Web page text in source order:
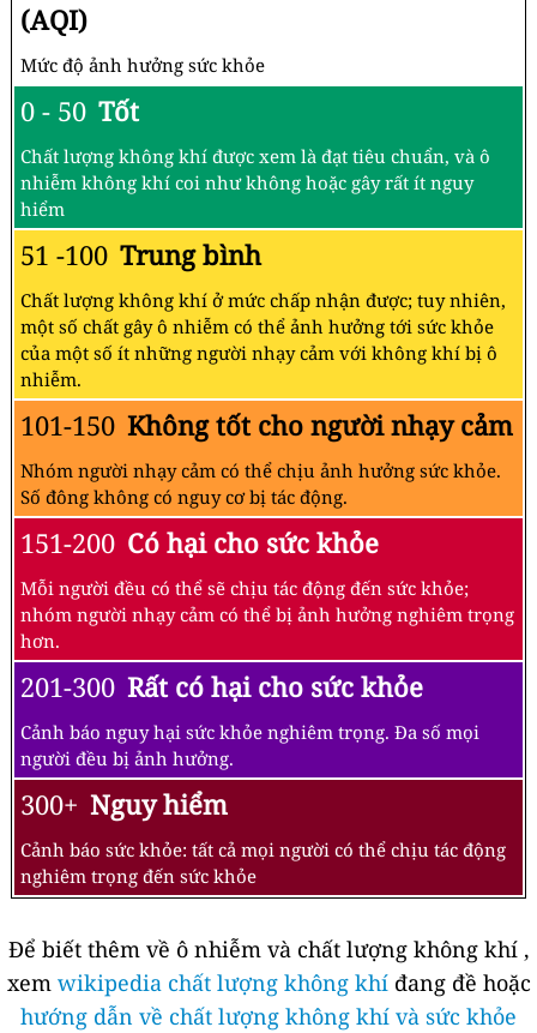
(AQI)
Mức độ ảnh hưởng sức khỏe
0 - 50 Tốt
Chất lượng không khí được xem là đạt tiêu chuẩn, và ô
nhiễm không khí coi như không hoặc gây rất ít nguy
hiểm
51 -100 Trung bình
Chất lượng không khí ở mức chấp nhận được; tuy nhiên,
một số chất gây ô nhiễm có thể ảnh hưởng tới sức khỏe
của một số ít những người nhạy cảm với không khí bị ô
nhiễm.
101-150 Không tốt cho người nhạy cảm
Nhóm người nhạy cảm có thể chịu ảnh hưởng sức khỏe.
Số đông không có nguy cơ bị tác động.
151-200 Có hại cho sức khỏe
Mỗi người đều có thể sẽ chịu tác động đến sức khỏe;
nhóm người nhạy cảm có thể bị ảnh hưởng nghiêm trọng
hơn.
201-300 Rất có hại cho sức khỏe
Cảnh báo nguy hại sức khỏe nghiêm trọng. Đa số mọi
người đều bị ảnh hưởng.
300+ Nguy hiểm
Cảnh báo sức khỏe: tất cả mọi người có thể chịu tác động
nghiêm trọng đến sức khỏe
Để biết thêm về ô nhiễm và chất lượng không khí ,
xem wikipedia chất lượng không khíđang đề hoặc
hướng dẫn về chất lượng không khí và sức khỏe